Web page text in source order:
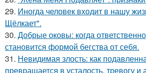
29. Иногда человек входит в нашу
Щёлкает".
30. Добрые оковы: когда
становится формой бегства от себя.
31. Невидимая злость: как
превращается в усталость, тревогу и